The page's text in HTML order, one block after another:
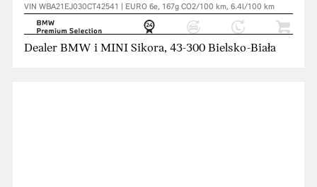
VIN WBA21EJ030CT42541 | EURO 6e, 167g CO2/100 km, 6.4l/100 km
Dealer BMW i MINI Sikora, 43-300 Bielsko-Biała